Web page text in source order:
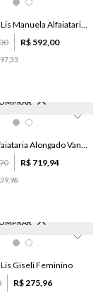
36
46 50 48
Colete Le Lis Manuela Alfaiataria Feminino
R$ 592,00
33
40
46
Colete Alfaiataria Alongado Vanessa Dudalina Feminina
R$ 719,94
98
48
46 36 50
Giseli Feminino
R$275,96